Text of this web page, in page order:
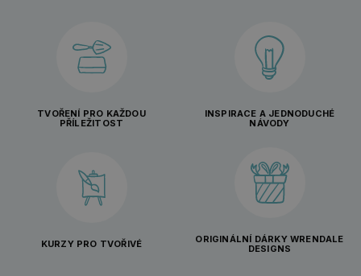
TVOŘENÍ PRO KAŽDOU
PŘÍLEŽITOST
INSPIRACE A JEDNODUCHÉ
NÁVODY
KURZY PRO TVOŘIVÉ
ORIGINÁLNÍ DÁRKY WRENDALE
DESIGNS